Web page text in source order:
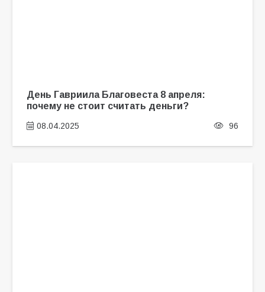
День Гавриила Благовеста 8 апреля:
почему не стоит считать деньги?
08.04.2025 96